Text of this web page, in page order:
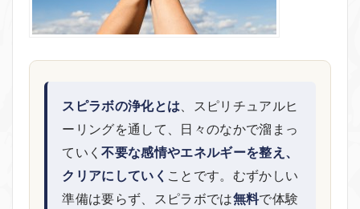
スピラボの浄化とは 、スピリチュアルヒ
ーリングを通して、日々のなかで溜まっ
ていく不要な感情やエネルギーを整え、
クリアにしていく ことです。むずかしい
準備は要らず、スピラボでは無料で体験